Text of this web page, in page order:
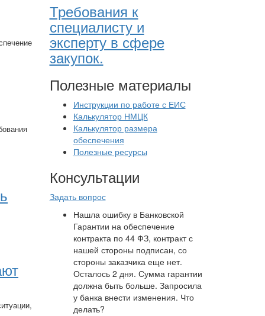
Требования к
специалисту и
эксперту в сфере
закупок.
Полезные материалы
Инструкции по работе с ЕИС
Калькулятор НМЦК
Калькулятор размера
обеспечения
Полезные ресурсы
Консультации
Задать вопрос
Нашла ошибку в Банковской
Гарантии на обеспечение
контракта по 44 ФЗ, контракт с
нашей стороны подписан, со
стороны заказчика еще нет.
Осталось 2 дня. Сумма гарантии
должна быть больше. Запросила
у банка внести изменения. Что
делать?